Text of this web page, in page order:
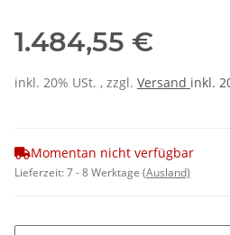
1.484,55 €
inkl. 20% USt. , zzgl. Versand inkl.
Momentan nicht verfügbar
Lieferzeit:7 - 8 Werktage (Ausland)